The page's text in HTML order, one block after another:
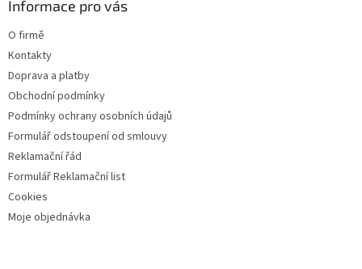
Informace pro vás
O firmě
Kontakty
Doprava a platby
Obchodní podmínky
Podmínky ochrany osobních údajů
Formulář odstoupení od smlouvy
Reklamační řád
Formulář Reklamační list
Cookies
Moje objednávka